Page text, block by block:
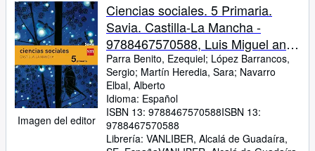
Imagen del editor
Ciencias sociales. 5 Primaria.
Savia. Castilla-La Mancha -
9788467570588, Luis Miguel and
Diáz Pérez Pelorroto, Alberto
Parra Benito, Ezequiel; López Barrancos,
Sergio; Martín Heredia, Sara; Navarro
Elbal, Alberto
Idioma: Español
ISBN 13: 9788467570588ISBN 13:
9788467570588
Librería: VANLIBER, Alcalá de Guadaíra,